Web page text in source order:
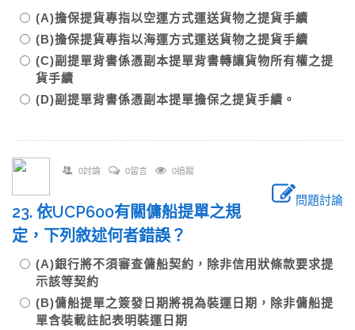
(A)擔保提貨專指以空運方式運送貨物之提貨手續
(B)擔保提貨專指以海運方式運送貨物之提貨手續
(C)副提單背書係憑副本提單背書轉讓貨物所有權之提
貨手續
(D)副提單背書係憑副本提單擔保之提貨手續。
0討論 0留言 0追蹤
問題討論
23. 依UCP600有關傭船提單之規
定，下列敘述何者錯誤？
(A)銀行將不須審查傭船契約，除非信用狀條款要求提
示該等契約
(B)傭船提單之簽發日期將視為裝運日期，除非傭船提
單含裝載註記表明裝運日期